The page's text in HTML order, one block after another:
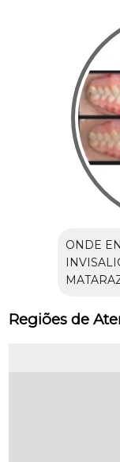
ONDE
Regiões de